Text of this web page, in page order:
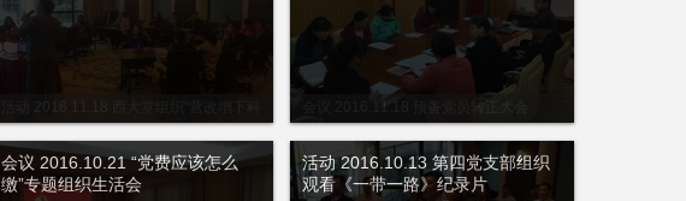
会议 2016.11.18 预备党员转正大会
会议 2016.10.21 “党费应该怎么
缴”专题组织生活会
活动 2016.10.13 第四党支部组织
观看《一带一路》纪录片